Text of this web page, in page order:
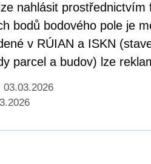
nahlásit
bodů bodového pole je
v RÚIAN a ISKN
parcel a budov) lze